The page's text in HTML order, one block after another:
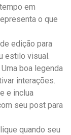
em
o que
⁣edição para
estilo visual.
Uma ‍boa ​legenda
interações.
e inclua
seu post⁤ para
quando seu